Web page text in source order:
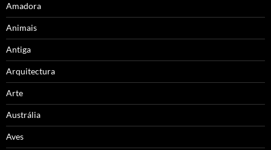
Amadora
Animais
Antiga
Arquitectura
Arte
Austrália
Aves